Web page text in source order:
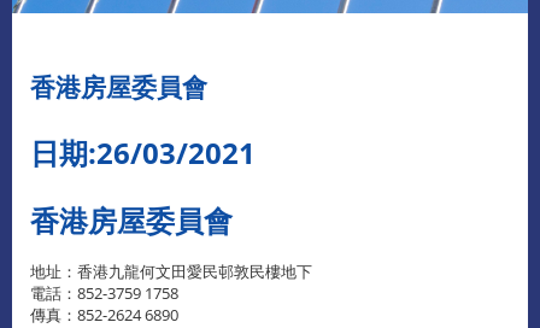
香港房屋委員會
日期:26/03/2021
香港房屋委員會
地址：香港九龍何文田愛民邨敦民樓地下
電話：852-3759 1758
傳真：852-2624 6890